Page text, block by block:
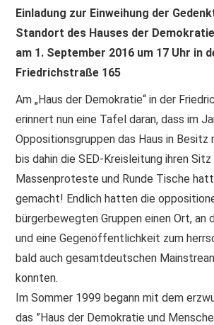
ARCHIV
PRINT & CDS
IMPRESSUM
Einladung zur Einweihung der
Standort des Hauses der Demokratie
am 1. September 2016 um 17 Uhr in
Friedrichstraße 165
Am „Haus der Demokratie“ in der
erinnert nun eine Tafel daran, dass im
Oppositionsgruppen das Haus in Besitz
bis dahin die SED-Kreisleitung ihren
Massenproteste und Runde Tische
gemacht! Endlich hatten die
bürgerbewegten Gruppen einen Ort, an
und eine Gegenöffentlichkeit zum
bald auch gesamtdeutschen
konnten.
Im Sommer 1999 begann mit dem
das ”Haus der Demokratie und